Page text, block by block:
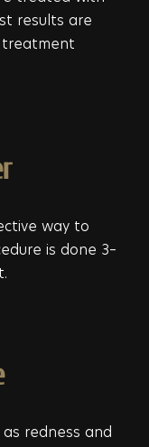
results are
treatment
way to
is done 3–
redness and